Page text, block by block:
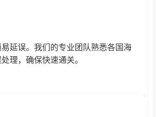
延误。我们的专业团队熟悉各国海
理，确保快速通关。